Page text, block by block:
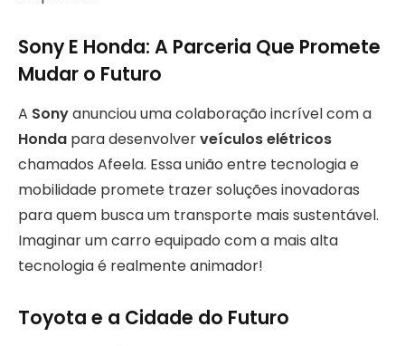
Sony E Honda: A Parceria Que Promete
Mudar o Futuro
A Sonyanunciou uma colaboração incrível com a
Honda para desenvolverveículos elétricos
chamados Afeela. Essa união entre tecnologia e
mobilidade promete trazer soluções inovadoras
para quem busca um transporte mais sustentável.
Imaginar um carro equipado com a mais alta
tecnologia é realmente animador!
Toyota e a Cidade do Futuro